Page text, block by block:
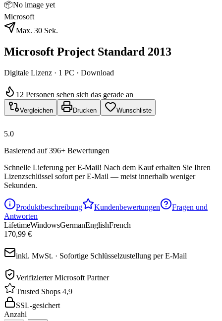
📦No image yet
Microsoft
Max. 30 Sek.
Microsoft Project Standard 2013
Digitale Lizenz · 1 PC · Download
12 Personen sehen sich das gerade an
Vergleichen Drucken Wunschliste
5.0
Basierend auf 396+ Bewertungen
Schnelle Lieferung per E-Mail! Nach dem Kauf erhalten Sie Ihren
Lizenzschlüssel sofort per E-Mail — meist innerhalb weniger
Sekunden.
Produktbeschreibung Kundenbewertungen
Fragen und
Antworten
LifetimeWindowsGermanEnglishFrench
170,99 €
inkl. MwSt. · Sofortige Schlüsselzustellung per E-Mail
Verifizierter Microsoft Partner
Trusted Shops 4,9
SSL-gesichert
Anzahl